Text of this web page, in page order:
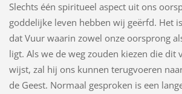
Slechts één spiritueel aspect uit ons
goddelijke leven hebben wij geërfd. Het
dat Vuur waarin zowel onze oorsprong
ligt. Als we de weg zouden kiezen die dit
wijst, zal hij ons kunnen terugvoeren
de Geest. Normaal gesproken is een